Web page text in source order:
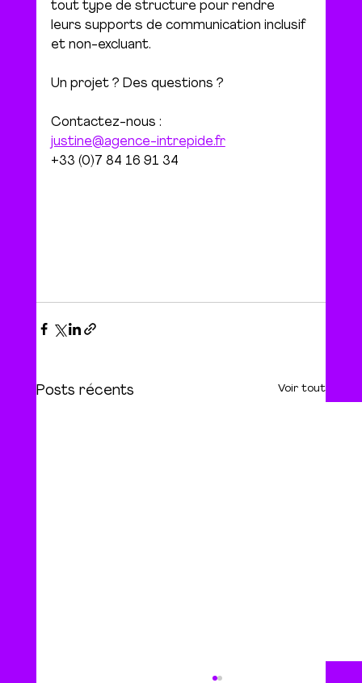
tout type de structure pour rendre
leurs supports de communication inclusif
et non-excluant.
Un projet ? Des questions ?
Contactez-nous :
justine@agence-intrepide.fr
+33 (0)7 84 16 91 34
Posts récents Voir tout